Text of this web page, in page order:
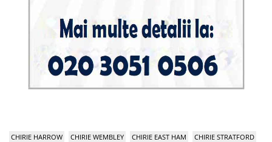
CHIRIE HARROW CHIRIE WEMBLEY CHIRIE EAST HAM
CHIRIE STRATFORD